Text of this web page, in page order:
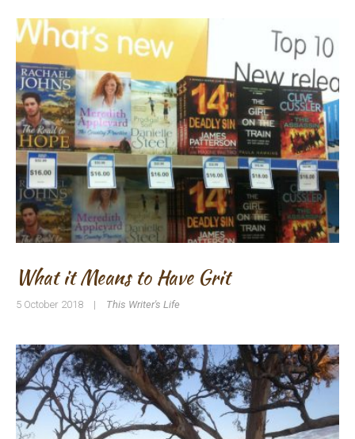
What it Means to Have Grit
5 October 2018 | This Writer's Life